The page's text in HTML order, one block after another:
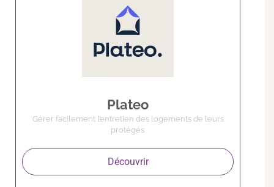
Plateo
Gérer facilement l’entretien des logements de leurs
protégés.
Découvrir